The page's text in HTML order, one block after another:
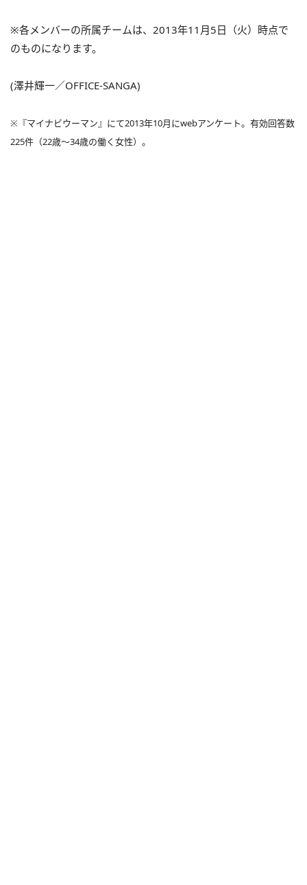
※各メンバーの所属チームは、2013年11月5日（火）時点で
のものになります。
(澤井輝一／OFFICE-SANGA)
※『マイナビウーマン』にて2013年10月にwebアンケート。有効回答数
225件（22歳～34歳の働く女性）。